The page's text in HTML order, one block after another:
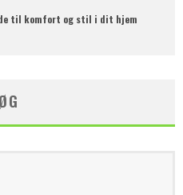
til komfort og stil i dit hjem